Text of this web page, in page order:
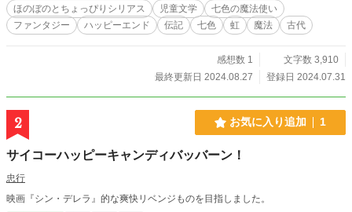
ほのぼのとちょっぴりシリアス 児童文学
七色の魔法使い
ファンタジー
ハッピーエンド 伝記 七色 虹 魔法 古代
感想数 1
文字数 3,910
最終更新日 2024.08.27
登録日 2024.07.31
2 お気に入り追加 1
サイコーハッピーキャンディバッバーン！
忠行
映画『シン・デレラ』的な爽快リベンジものを目指しました。